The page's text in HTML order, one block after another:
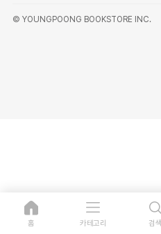
© YOUNGPOONG BOOKSTORE INC.
홈 카테고리 검색